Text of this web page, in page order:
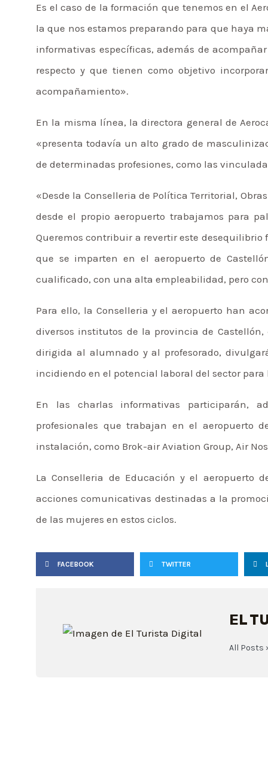
Es el caso de la formación que tenemos en el
la que nos estamos preparando para que haya
informativas específicas, además de
respecto y que tienen como objetivo
acompañamiento».
En la misma línea, la directora general de
«presenta todavía un alto grado de
de determinadas profesiones, como las
«Desde la Conselleria de Política Territorial,
desde el propio aeropuerto trabajamos para
Queremos contribuir a revertir este
que se imparten en el aeropuerto de
cualificado, con una alta empleabilidad, pero
Para ello, la Conselleria y el aeropuerto han
diversos institutos de la provincia de
dirigida al alumnado y al profesorado,
incidiendo en el potencial laboral del sector para
En las charlas informativas participarán,
profesionales que trabajan en el aeropuerto
instalación, como Brok-air Aviation Group, Air
La Conselleria de Educación y el aeropuerto
acciones comunicativas destinadas a la
de las mujeres en estos ciclos.
FACEBOOK TWITTER
EL
All Posts